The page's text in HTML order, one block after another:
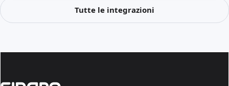
Tutte le integrazioni